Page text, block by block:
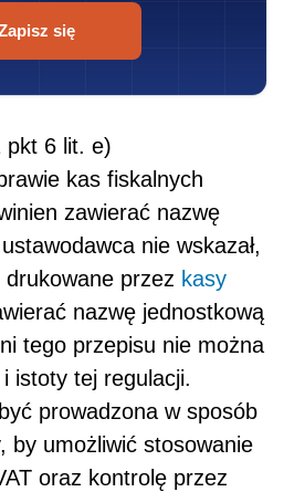
się
pkt 6 lit. e)
kas fiskalnych
zawierać nazwę
nie wskazał,
przez kasy
nazwę jednostkową
tego przepisu nie można
istoty tej regulacji.
prowadzona w sposób
by umożliwić stosowanie
oraz kontrolę przez